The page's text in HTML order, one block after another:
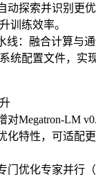
动探索并识别更
训练效率。
线：融合计算与
统配置文件，实
对Megatron-LM
化特性，可适配
门优化专家并行